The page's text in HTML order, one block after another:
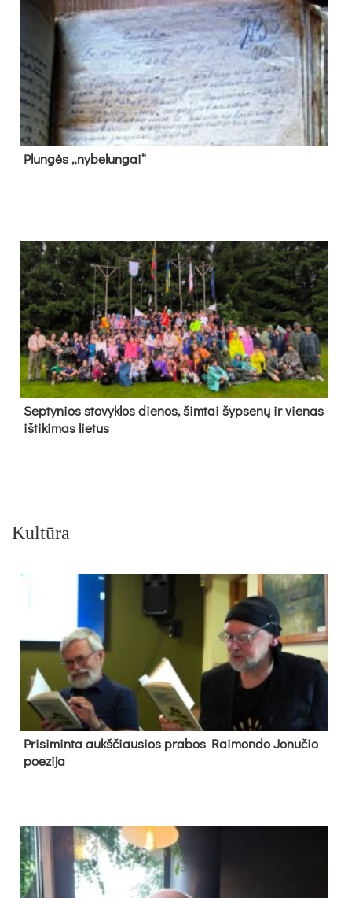
Plun­gės „ny­be­lun­gai“
Sep­ty­nios sto­vyk­los die­nos, šim­tai šyp­se­nų ir vie­nas
iš­ti­ki­mas lie­tus
Kultūra
Pri­si­min­ta aukš­čiau­sios pra­bos Rai­mon­do Jo­nu­čio
poe­zi­ja